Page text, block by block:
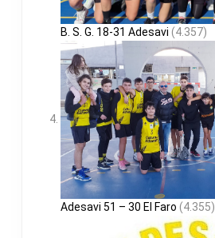
B. S. G. 18-31 Adesavi (4.357)
Adesavi 51 – 30 El Faro (4.355)